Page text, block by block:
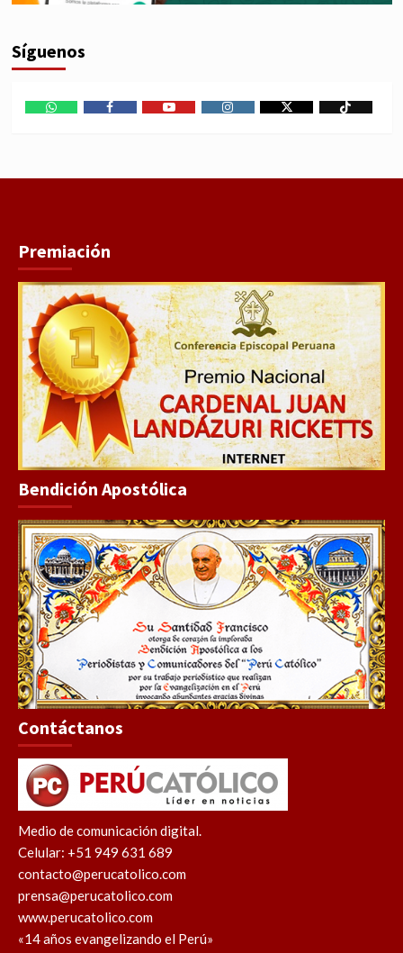
Síguenos
Premiación
Bendición Apostólica
Contáctanos
Medio de comunicación digital.
Celular: +51 949 631 689
contacto@perucatolico.com
prensa@perucatolico.com
www.perucatolico.com
«14 años evangelizando el Perú»